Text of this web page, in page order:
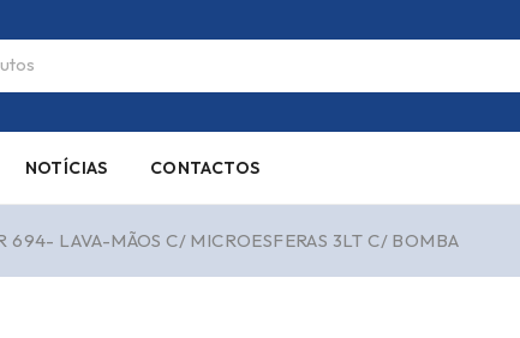
NOTÍCIAS CONTACTOS
694- LAVA-MÃOS C/ MICROESFERAS 3LT C/ BOMBA